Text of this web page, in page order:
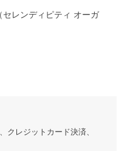
レンディピティ オーガ
クレジットカード決済、